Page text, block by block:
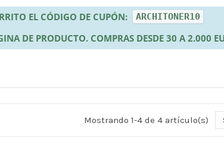
EL CÓDIGO DE CUPÓN: ARCHITONER10
DE PRODUCTO. COMPRAS DESDE 30 A 2.000
Mostrando 1-4 de 4 artículo(s)